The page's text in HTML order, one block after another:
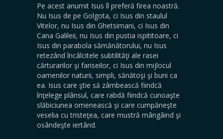
Pe acest anumit Isus îl preferă firea noastră.
Nu Isus de pe Golgota, ci Isus din staulul
Vitelor, nu Isus din Ghetsimani, ci Isus din
Cana Galileii, nu Isus din pustia ispititoare, ci
Isus din parabola sămănătorului, nu Isus
retezând încâlcitele subtilităţi ale rasei
cărturarilor şi fariseilor, ci Isus din mijlocul
oamenilor naturii, simpli, sănătoşi şi buni ca
ea. Isus care ştie să zâmbească fiindcă
înţelege plânsul, care rabdă fiindcă cunoaşte
slăbiciunea omenească şi care cumpăneşte
veselia cu tristeţea, care mustră mângâind şi
osândeşte iertând.